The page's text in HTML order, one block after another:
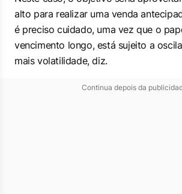
alto para realizar uma venda
é preciso cuidado, uma vez que o
vencimento longo, está sujeito a
mais volatilidade, diz.
Continua depois da